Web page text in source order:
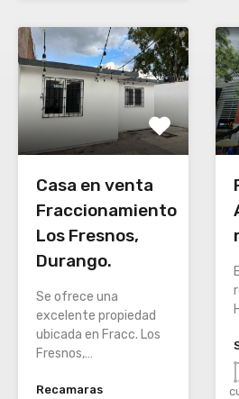
Casa en venta
Fraccionamiento
Los Fresnos,
Durango.
Se ofrece una
excelente propiedad
ubicada en Fracc. Los
Fresnos,…
Recamaras